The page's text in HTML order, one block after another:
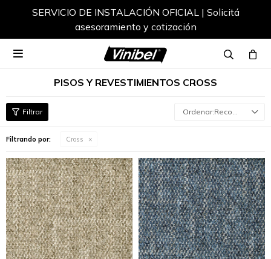
SERVICIO DE INSTALACIÓN OFICIAL | Solicitá
asesoramiento y cotización

PISOS Y REVESTIMIENTOS CROSS
Recomendados
Filtrando por: Cross